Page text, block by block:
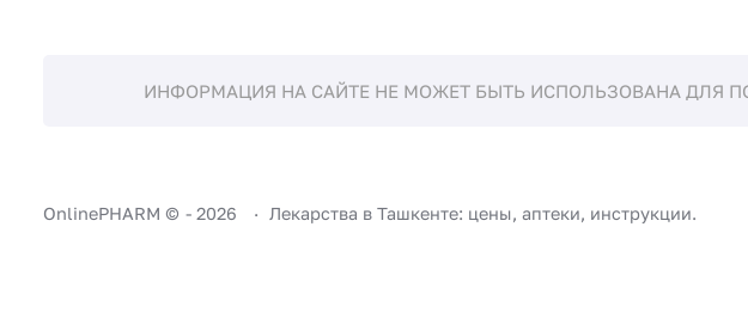
ИНФОРМАЦИЯ НА САЙТЕ НЕ МОЖЕТ БЫТЬ ИСПОЛЬЗОВАНА ДЛЯ
OnlinePHARM © - 2026 Лекарства в Ташкенте: цены, аптеки, инструкции.